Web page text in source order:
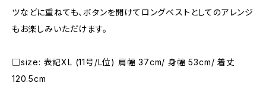
ツなどに重ねても、ボタンを開けてロングベストとしてのアレンジ
もお楽しみいただけます。
□size: 表記XL (11号/L位) 肩幅 37cm/ 身幅 53cm/ 着丈
120.5cm